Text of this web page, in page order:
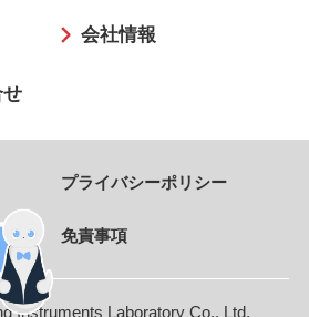
会社情報
プライバシーポリシー
免責事項
Instruments Laboratory Co., Ltd.